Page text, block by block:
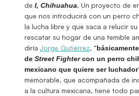
de I, Chihuahua. Un proyecto de
que nos introducirá con un perro
la lucha libre y que saca a relucir
rescatar su hogar de una temible
diría Jorge Gutiérrez, “
de Street Fightercon un perro
mexicano que quiere ser luchador
memorable, que acompañada de
a la cultura mexicana, tiene todo